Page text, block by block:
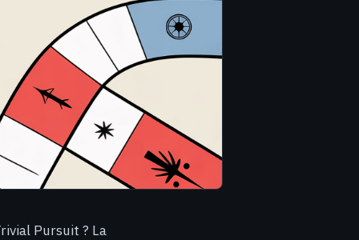
Pursuit ? La